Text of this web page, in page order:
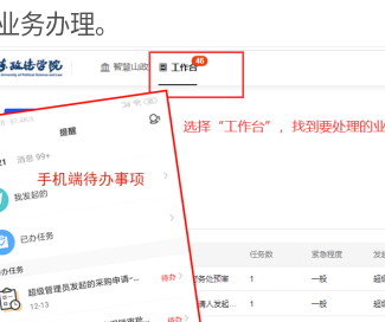
务办理。